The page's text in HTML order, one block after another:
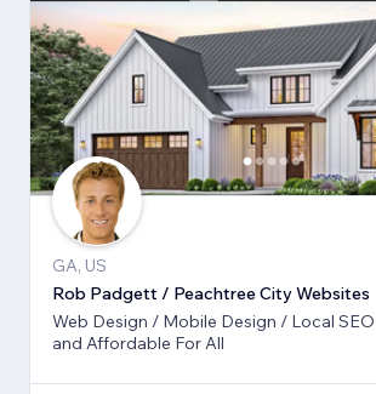
GA, US
Rob Padgett / Peachtree City Websites
Web Design / Mobile Design / Local
and Affordable For All